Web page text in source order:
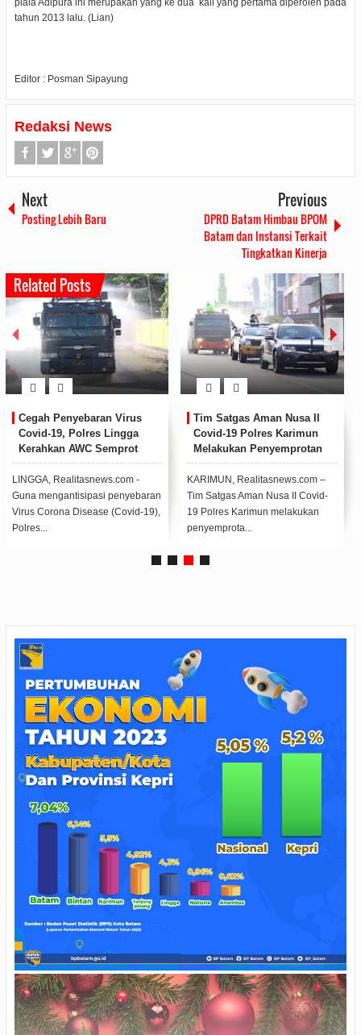
tahun 2013 lalu. (Lian)
Editor : Posman Sipayung
Redaksi News
Next
Posting Lebih Baru
Previous
DPRD Batam Himbau BPOM
Batam dan Instansi Terkait
Tingkatkan Kinerja
Related Posts
Cegah Penyebaran Virus
Covid-19, Polres Lingga
Kerahkan AWC Semprot
Disinfektan Jalanan Dabo
Singkep
LINGGA, Realitasnews.com -
Guna mengantisipasi penyebaran
Virus Corona Disease (Covid-19),
Polres...
Tim Satgas Aman Nusa II
Covid-19 Polres Karimun
Melakukan Penyemprotan
Disenfektan Di Ruas Jalan
Protokol
KARIMUN, Realitasnews.com –
Tim Satgas Aman Nusa II Covid-
19 Polres Karimun melakukan
penyemprota...